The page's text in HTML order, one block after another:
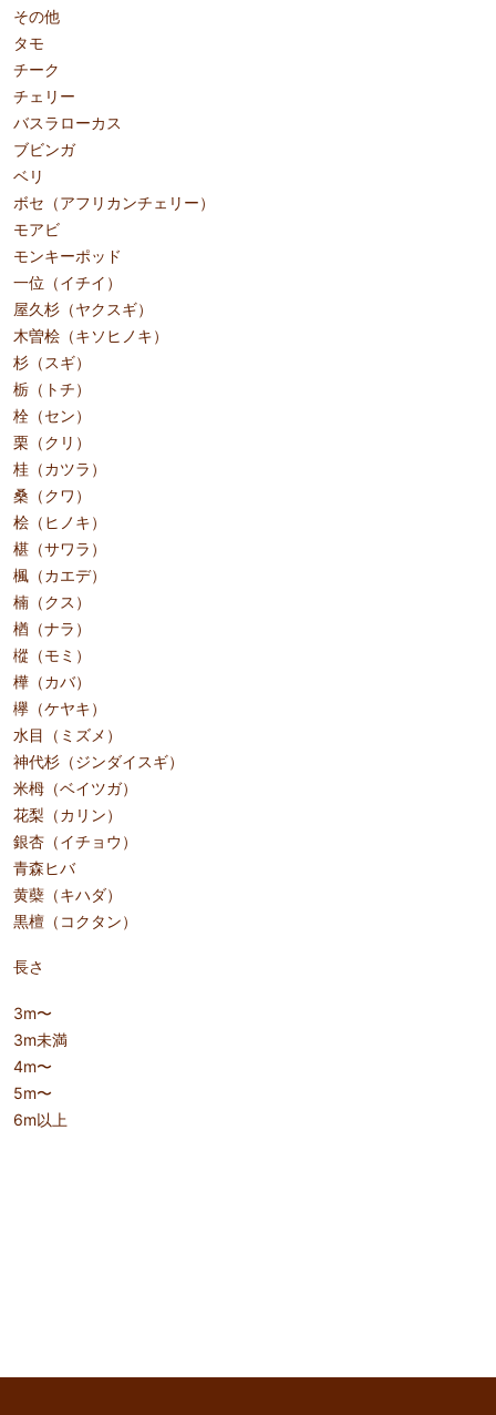
その他
タモ
チーク
チェリー
バスラローカス
ブビンガ
ベリ
ボセ（アフリカンチェリー）
モアビ
モンキーポッド
一位（イチイ）
屋久杉（ヤクスギ）
木曽桧（キソヒノキ）
杉（スギ）
栃（トチ）
栓（セン）
栗（クリ）
桂（カツラ）
桑（クワ）
桧（ヒノキ）
椹（サワラ）
楓（カエデ）
楠（クス）
楢（ナラ）
樅（モミ）
樺（カバ）
欅（ケヤキ）
水目（ミズメ）
神代杉（ジンダイスギ）
米栂（ベイツガ）
花梨（カリン）
銀杏（イチョウ）
青森ヒバ
黄蘗（キハダ）
黒檀（コクタン）
長さ
3m〜
3m未満
4m〜
5m〜
6m以上